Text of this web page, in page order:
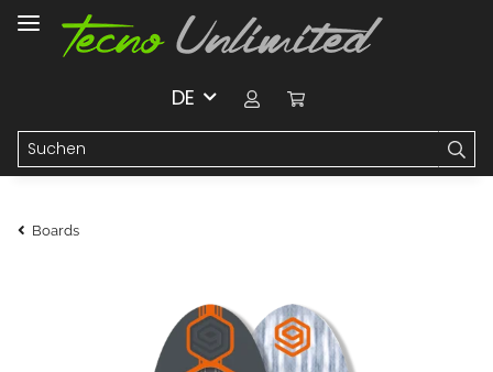
DE
Boards